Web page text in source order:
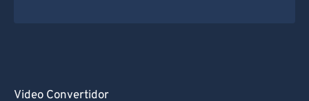
Video Convertidor